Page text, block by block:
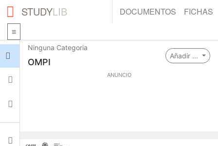
STUDYLIB DOCUMENTOS FICHAS
Documentos
Añadir ...
Ninguna Categoria
OMPI
ANUNCIO